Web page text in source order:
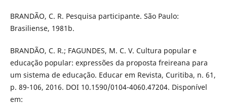
BRANDÃO, C. R. Pesquisa participante. São Paulo:
Brasiliense, 1981b.
BRANDÃO, C. R.; FAGUNDES, M. C. V. Cultura popular e
educação popular: expressões da proposta freireana para
um sistema de educação. Educar em Revista, Curitiba, n. 61,
p. 89-106, 2016. DOI 10.1590/0104-4060.47204. Disponível
em: